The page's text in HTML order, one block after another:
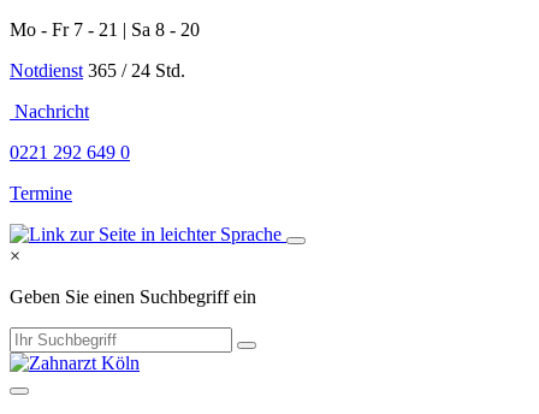
Mo - Fr 7 - 21 | Sa 8 - 20
Notdienst 365 / 24 Std.
Nachricht
0221 292 649 0
Termine
×
Geben Sie einen Suchbegriff ein